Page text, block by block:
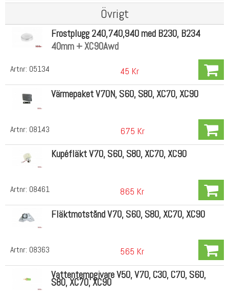
Övrigt
Artnr: 05134
Frostplugg 240,740,940 med B230, B234
40mm + XC90Awd
45 Kr
Artnr: 08143
Värmepaket V70N, S60, S80, XC70, XC90
675 Kr
Artnr: 08461
Kupéfläkt V70, S60, S80, XC70, XC90
865 Kr
Artnr: 08363
Fläktmotstånd V70, S60, S80, XC70, XC90
565 Kr
Vattentempgivare V50, V70, C30, C70, S60,
S80, XC70, XC90